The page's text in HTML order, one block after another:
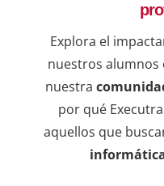
Explora el
nuestros alumnos
nuestra
por qué
aquellos que